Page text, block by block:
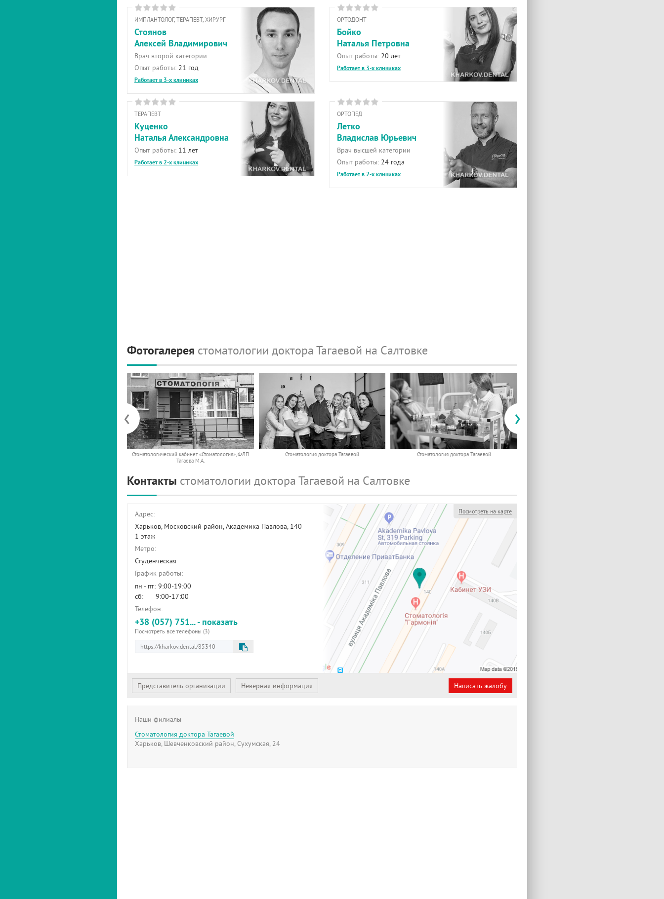
ИМПЛАНТОЛОГ, ТЕРАПЕВТ, ХИРУРГ
Стоянов
Алексей Владимирович
Врач второй категории
Опыт работы: 21 год
Работает в 3-х клиниках
ОРТОДОНТ
Бойко
Наталья Петровна
Опыт работы: 20 лет
Работает в 3-х клиниках
ТЕРАПЕВТ
Куценко
Наталья Александровна
Опыт работы: 11 лет
Работает в 2-х клиниках
ОРТОПЕД
Летко
Владислав Юрьевич
Врач высшей категории
Опыт работы: 24 года
Работает в 2-х клиниках
Фотогалерея стоматологии доктора Тагаевой на Салтовке
Стоматологический кабинет «Стоматология», ФЛП
Тагаева М.А.
Стоматология доктора Тагаевой Стоматология доктора Тагаевой
‹ ›
Контакты стоматологии доктора Тагаевой на Салтовке
Адрес:
Харьков, Московский район,Академика Павлова, 140
1 этаж
Метро:
Студенческая
График работы:
пн - пт: 9:00-19:00
сб:
9:00-17:00
Телефон:
+38 (057) 751... - показать
Посмотреть все телефоны (3)
Посмотреть на карте
Представитель организации Неверная информация Написать жалобу
Наши филиалы
Стоматология доктора Тагаевой
Харьков, Шевченковский район, Сухумская, 24